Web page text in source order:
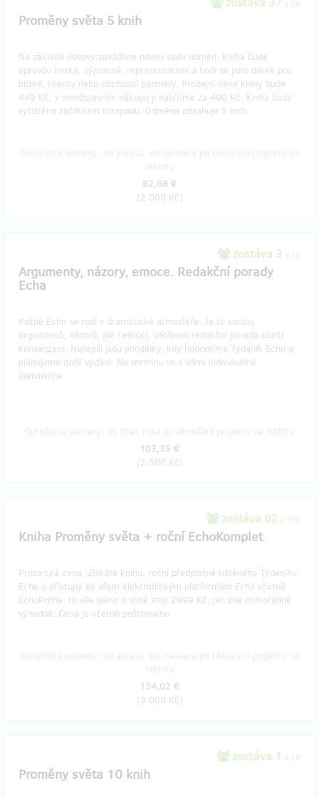
z 50
Proměny světa 5 knih
Na základě odezvy zavádíme novou sadu odměn. Kniha bude
opravdu hezká, výpravná, reprezentativní a hodí se jako dárek pro
blízké, klienty nebo obchodní partnery. Prodejní cena knihy bude
449 Kč, v množstevním nákupu ji nabízíme za 400 Kč. Kniha bude
vytištěna začátkem listopadu. Odměna obsahuje 5 knih.
82,68 €
(2 000 Kč)
zostáva 3 z 10
Argumenty, názory, emoce. Redakční porady
Echa
Každé Echo se rodí v dramatické atmosféře. Je to souboj
argumentů, názorů, ale i emocí. Většinou redakční porada končí
konsenzem. Nejlepší jsou pondělky, kdy hodnotíme Týdeník Echo a
plánujeme další vydání. Na termínu se s Vámi individuálně
domluvíme.
103,35 €
(2 500 Kč)
zostáva 62 z 100
Kniha Proměny světa + roční EchoKomplet
Prozaická cena. Získáte knihu, roční předplatné tištěného Týdeníku
Echo a přístupy ke všem elektronickým platformám Echa včetně
EchoPrime, to vše samo o sobě stojí 2999 Kč, jen zde mimořádně
výhodně. Cena je včetně poštovného.
124,02 €
(3 000 Kč)
zostáva 1 z 10
Proměny světa 10 knih